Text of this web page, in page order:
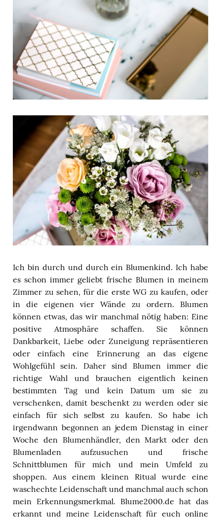
Ich bin durch und durch ein Blumenkind. Ich habe
es schon immer geliebt frische Blumen in meinem
Zimmer zu sehen, für die erste WG zu kaufen, oder
in die eigenen vier Wände zu ordern. Blumen
können etwas, das wir manchmal nötig haben: Eine
positive Atmosphäre schaffen. Sie können
Dankbarkeit, Liebe oder Zuneigung repräsentieren
oder einfach eine Erinnerung an das eigene
Wohlgefühl sein. Daher sind Blumen immer die
richtige Wahl und brauchen eigentlich keinen
bestimmten Tag und kein Datum um sie zu
verschenken, damit beschenkt zu werden oder sie
einfach für sich selbst zu kaufen. So habe ich
irgendwann begonnen an jedem Dienstag in einer
Woche den Blumenhändler, den Markt oder den
Blumenladen aufzusuchen und frische
Schnittblumen für mich und mein Umfeld zu
shoppen. Aus einem kleinen Ritual wurde eine
waschechte Leidenschaft und manchmal auch schon
mein Erkennungsmerkmal. Blume2000.de hat das
erkannt und meine Leidenschaft für euch online